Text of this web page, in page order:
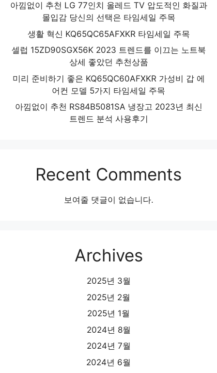
아낌없이 추천 LG 77인치 올레드 TV 압도적인 화질과
몰입감 당신의 선택은 타임세일 주목
생활 혁신 KQ65QC65AFXKR 타임세일 주목
셀럽 15ZD90SGX56K 2023 트렌드를 이끄는 노트북
상세 좋았던 추천상품
미리 준비하기 좋은 KQ65QC60AFXKR 가성비 갑 에
어컨 모델 5가지 타임세일 주목
아낌없이 추천 RS84B5081SA 냉장고 2023년 최신
트렌드 분석 사용후기
Recent Comments
보여줄 댓글이 없습니다.
Archives
2025년 3월
2025년 2월
2025년 1월
2024년 8월
2024년 7월
2024년 6월